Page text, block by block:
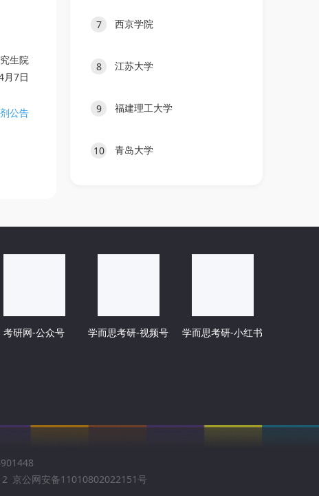
生院
月7日
公告
7 西京学院
8 江苏大学
9 福建理工大学
10 青岛大学
考研网-公众号 学而思考研-视频号 学而思考研-小红书
京公网安备11010802022151号